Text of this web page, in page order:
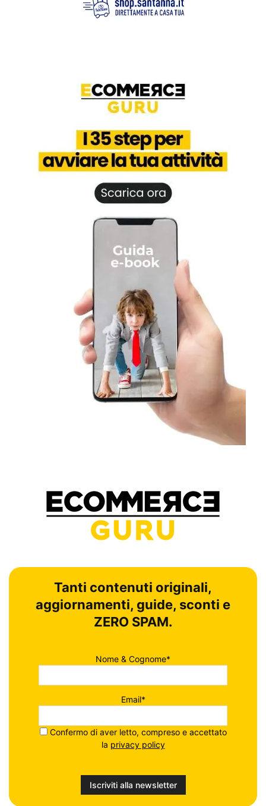
Tanti contenuti originali,
aggiornamenti, guide, sconti e
ZERO SPAM.
Nome & Cognome*
Email*
Confermo di aver letto, compreso e accettato
la privacy policy